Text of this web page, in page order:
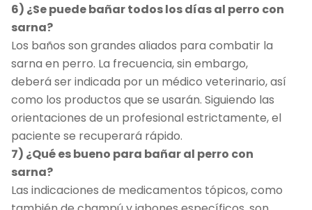
6) ¿Se puede bañar todos los días al perro con
sarna?
Los baños son grandes aliados para combatir la
sarna en perro. La frecuencia, sin embargo,
deberá ser indicada por un médico veterinario, así
como los productos que se usarán. Siguiendo las
orientaciones de un profesional estrictamente, el
paciente se recuperará rápido.
7) ¿Qué es bueno para bañar al perro con
sarna?
Las indicaciones de medicamentos tópicos, como